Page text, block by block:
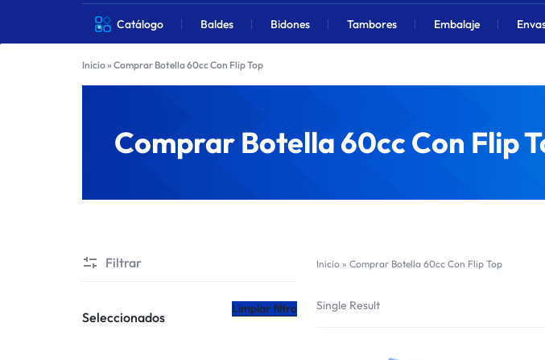
CHILE
DE
PRODUCTOS
PLÁSTICOS
Catálogo Baldes Bidones Tambores Embalaje
Inicio» Comprar Botella 60cc Con Flip Top
Comprar Botella 60cc Con Flip
Inicio »Comprar Botella 60cc Con Flip Top
Single Result
Filtrar
Seleccionados
Limpiar filtro